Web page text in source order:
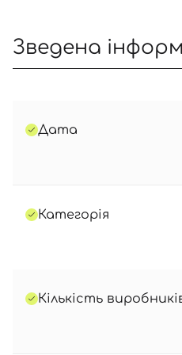
Зведена
Дата
Категорія
Кількість